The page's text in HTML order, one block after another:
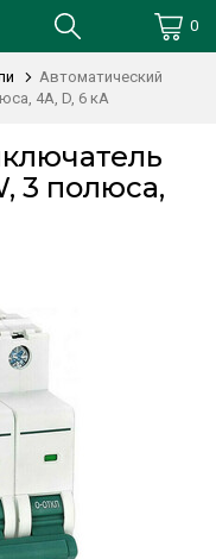
0
Автоматический
4А, D, 6 кА
3 полюса,